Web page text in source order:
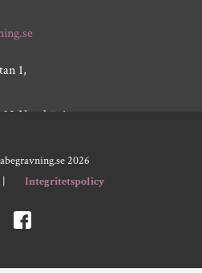
1,
Norrköping
2026
Integritetspolicy